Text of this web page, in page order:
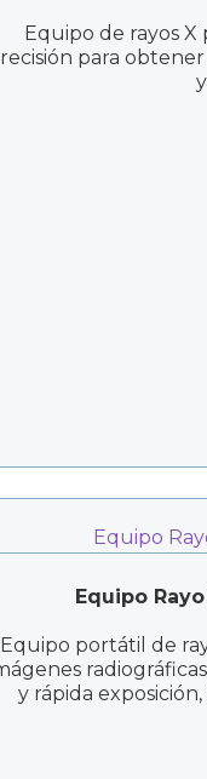
Equipo de rayos
para
Equipo
Equipo portátil de
y rápida